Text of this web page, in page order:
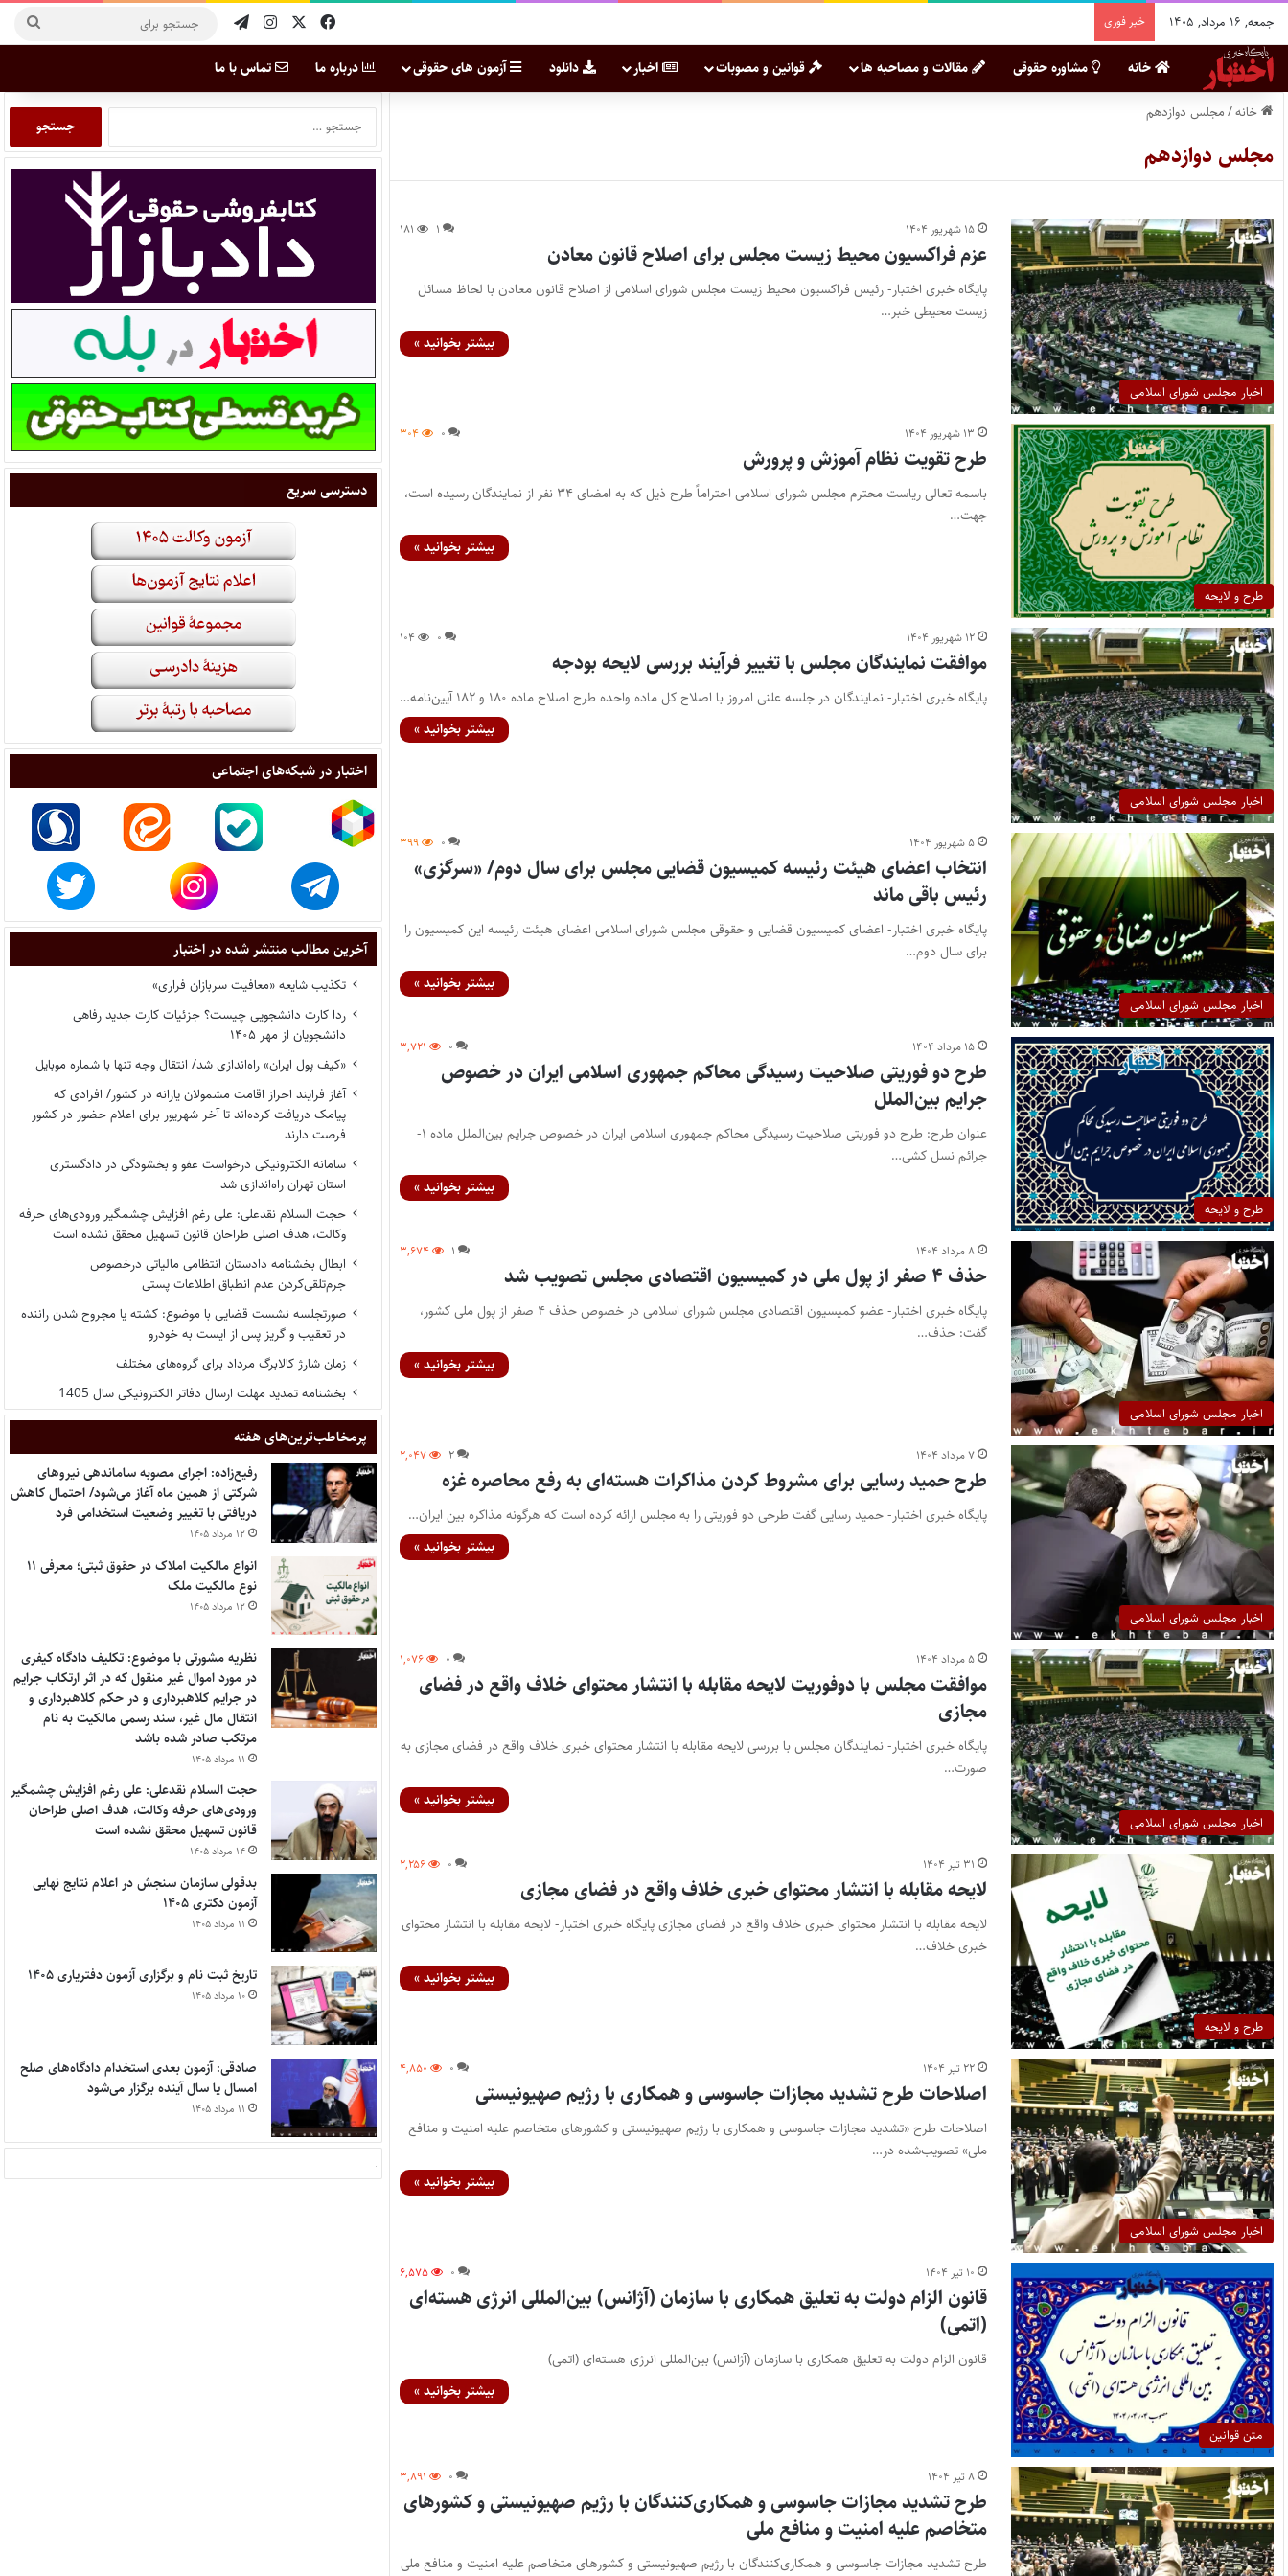
جمعه, ۱۶ مرداد, ۱۴۰۵ خبر فوری
خانه مشاوره حقوقی مقالات و مصاحبه ها قوانین و مصوبات اخبار دانلود آزمون های حقوقی درباره ما تماس با ما
خانه/مجلس دوازدهم
مجلس دوازدهم
اخبار مجلس شورای اسلامی
۱۵ شهریور ۱۴۰۴ ۱ ۱۸۱
عزم فراکسیون محیط زیست مجلس برای اصلاح قانون معادن
پایگاه خبری اختبار- رئیس فراکسیون محیط زیست مجلس شورای اسلامی از اصلاح قانون معادن با لحاظ مسائل
زیست محیطی خبر…
بیشتر بخوانید »
طرح و لایحه
۱۳ شهریور ۱۴۰۴ ۰ ۳۰۴
طرح تقویت نظام آموزش و پرورش
باسمه تعالی ریاست محترم مجلس شورای اسلامی احتراماً طرح ذیل که به امضای ۳۴ نفر از نمایندگان رسیده است،
جهت…
بیشتر بخوانید »
اخبار مجلس شورای اسلامی
۱۲ شهریور ۱۴۰۴ ۰ ۱۰۴
موافقت نمایندگان مجلس با تغییر فرآیند بررسی لایحه بودجه
پایگاه خبری اختبار- نمایندگان در جلسه علنی امروز با اصلاح کل ماده واحده طرح اصلاح ماده ۱۸۰ و ۱۸۲ آیین‌نامه…
بیشتر بخوانید »
اخبار مجلس شورای اسلامی
۵ شهریور ۱۴۰۴ ۰ ۳۹۹
انتخاب اعضای هیئت رئیسه کمیسیون قضایی مجلس برای سال دوم/ «سرگزی»
رئیس باقی ماند
پایگاه خبری اختبار- اعضای کمیسیون قضایی و حقوقی مجلس شورای اسلامی اعضای هیئت رئیسه این کمیسیون را
برای سال دوم…
بیشتر بخوانید »
طرح و لایحه
۱۵ مرداد ۱۴۰۴ ۰ ۳,۷۲۱
طرح دو فوریتی صلاحیت رسیدگی محاکم جمهوری اسلامی ایران در خصوص
جرایم بین‌الملل
عنوان طرح: طرح دو فوریتی صلاحیت رسیدگی محاکم جمهوری اسلامی ایران در خصوص جرایم بین‌الملل ماده ۱-
جرائم نسل کشی…
بیشتر بخوانید »
اخبار مجلس شورای اسلامی
۸ مرداد ۱۴۰۴ ۱ ۳,۶۷۴
حذف ۴ صفر از پول ملی در کمیسیون اقتصادی مجلس تصویب شد
پایگاه خبری اختبار- عضو کمیسیون اقتصادی مجلس شورای اسلامی در خصوص حذف ۴ صفر از پول ملی کشور،
گفت: حذف…
بیشتر بخوانید »
اخبار مجلس شورای اسلامی
۷ مرداد ۱۴۰۴ ۲ ۲,۰۴۷
طرح حمید رسایی برای مشروط کردن مذاکرات هسته‌ای به رفع محاصره غزه
پایگاه خبری اختبار- حمید رسایی گفت طرحی دو فوریتی را به مجلس ارائه کرده است که هرگونه مذاکره بین ایران…
بیشتر بخوانید »
اخبار مجلس شورای اسلامی
۵ مرداد ۱۴۰۴ ۰ ۱,۰۷۶
موافقت مجلس با دوفوریت لایحه مقابله با انتشار محتوای خلاف واقع در فضای
مجازی
پایگاه خبری اختبار- نمایندگان مجلس با بررسی لایحه مقابله با انتشار محتوای خبری خلاف واقع در فضای مجازی به
صورت…
بیشتر بخوانید »
طرح و لایحه
۳۱ تیر ۱۴۰۴ ۰ ۲,۲۵۶
لایحه مقابله با انتشار محتوای خبری خلاف واقع در فضای مجازی
لایحه مقابله با انتشار محتوای خبری خلاف واقع در فضای مجازی پایگاه خبری اختبار- لایحه مقابله با انتشار محتوای
خبری خلاف…
بیشتر بخوانید »
اخبار مجلس شورای اسلامی
۲۲ تیر ۱۴۰۴ ۰ ۴,۸۵۰
اصلاحات طرح تشدید مجازات جاسوسی و همکاری با رژیم صهیونیستی
اصلاحات طرح «تشدید مجازات جاسوسی و همکاری با رژیم صهیونیستی و کشورهای متخاصم علیه امنیت و منافع
ملی» تصویب‌شده در…
بیشتر بخوانید »
متن قوانین
۱۰ تیر ۱۴۰۴ ۰ ۶,۵۷۵
قانون الزام دولت به تعلیق همکاری با سازمان (آژانس) بین‌المللی انرژی هسته‌ای
(اتمی)
قانون الزام دولت به تعلیق همکاری با سازمان (آژانس) بین‌المللی انرژی هسته‌ای (اتمی)
بیشتر بخوانید »
۸ تیر ۱۴۰۴ ۰ ۳,۸۹۱
طرح تشدید مجازات جاسوسی و همکاری‌کنندگان با رژیم صهیونیستی و کشورهای
متخاصم علیه امنیت و منافع ملی
طرح تشدید مجازات جاسوسی و همکاری‌کنندگان با رژیم صهیونیستی و کشورهای متخاصم علیه امنیت و منافع ملی
دسترسی سریع
اختبار در شبکه‌های اجتماعی
آخرین مطالب منتشر شده در اختبار
تکذیب شایعه «معافیت سربازان فراری»
ردا کارت دانشجویی چیست؟ جزئیات کارت جدید رفاهی
دانشجویان از مهر ۱۴۰۵
«کیف پول ایران» راه‌اندازی شد/ انتقال وجه تنها با شماره موبایل
آغاز فرایند احراز اقامت مشمولان یارانه در کشور/ افرادی که
پیامک دریافت کرده‌اند تا آخر شهریور برای اعلام حضور در کشور
فرصت دارند
سامانه الکترونیکی درخواست عفو و بخشودگی در دادگستری
استان تهران راه‌اندازی شد
حجت السلام نقدعلی: علی رغم افزایش چشمگیر ورودی‌های حرفه
وکالت، هدف اصلی طراحان قانون تسهیل محقق نشده است
ابطال بخشنامه دادستان انتظامی مالیاتی درخصوص
جرم‌تلقی‌کردن عدم انطباق اطلاعات پستی
صورتجلسه نشست قضایی با موضوع: کشته یا مجروح شدن راننده
در تعقیب و گریز پس از ایست به خودرو
زمان شارژ کالابرگ مرداد برای گروه‌های مختلف
بخشنامه تمدید مهلت ارسال دفاتر الکترونیکی سال 1405
پر‌مخاطب‌ترین‌های هفته
رفیع‌زاده: اجرای مصوبه ساماندهی نیروهای
شرکتی از همین ماه آغاز می‌شود/ احتمال کاهش
دریافتی با تغییر وضعیت استخدامی فرد
۱۲ مرداد ۱۴۰۵
انواع مالکیت املاک در حقوق ثبتی؛ معرفی ۱۱
نوع مالکیت ملک
۱۲ مرداد ۱۴۰۵
نظریه مشورتی با موضوع: تکلیف دادگاه کیفری
در مورد اموال غیر منقول که در اثر ارتکاب جرایم
در جرایم کلاهبرداری و در حکم کلاهبرداری و
انتقال مال غیر، سند رسمی مالکیت به نام
مرتکب صادر شده باشد
۱۱ مرداد ۱۴۰۵
حجت السلام نقدعلی: علی رغم افزایش چشمگیر
ورودی‌های حرفه وکالت، هدف اصلی طراحان
قانون تسهیل محقق نشده است
۱۴ مرداد ۱۴۰۵
بدقولی سازمان سنجش در اعلام نتایج نهایی
آزمون دکتری ۱۴۰۵
۱۱ مرداد ۱۴۰۵
تاریخ ثبت نام و برگزاری آزمون دفتریاری ۱۴۰۵
۱۰ مرداد ۱۴۰۵
صادقی: آزمون بعدی استخدام دادگاه‌های صلح
امسال یا سال آینده برگزار می‌شود
۱۱ مرداد ۱۴۰۵